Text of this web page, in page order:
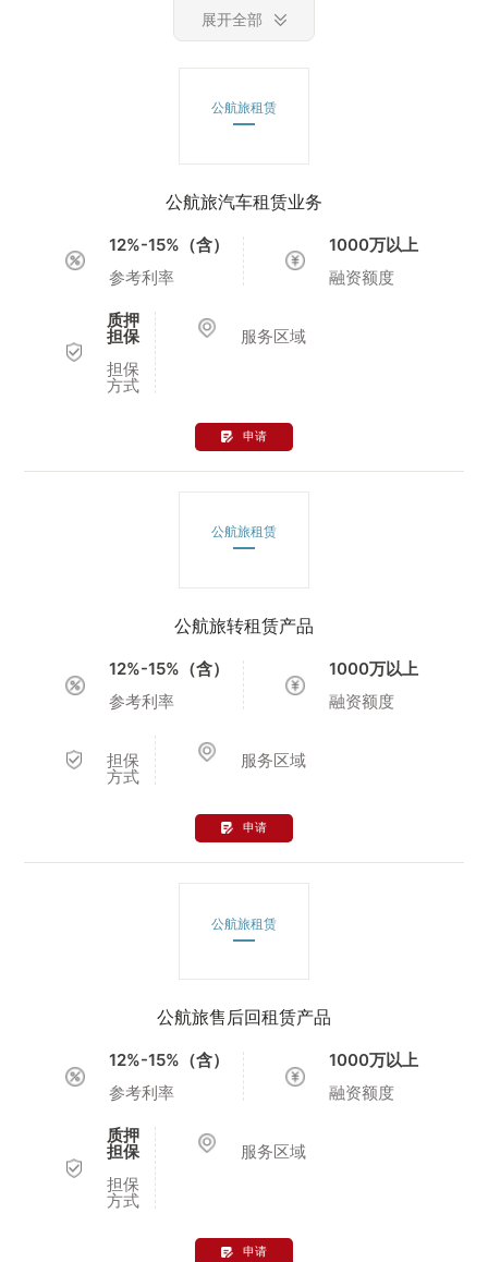
展开全部
公航旅租赁
公航旅汽车租赁业务
12%-15%（含）
参考利率
1000万以上
融资额度
质押
担保
担保
方式
服务区域
申请
公航旅租赁
公航旅转租赁产品
12%-15%（含）
参考利率
1000万以上
融资额度
担保
方式
服务区域
申请
公航旅租赁
公航旅售后回租赁产品
12%-15%（含）
参考利率
1000万以上
融资额度
质押
担保
担保
方式
服务区域
申请